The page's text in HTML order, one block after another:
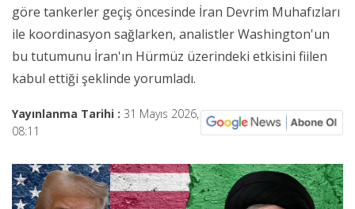
göre tankerler geçiş öncesinde İran Devrim Muhafızları
ile koordinasyon sağlarken, analistler Washington'un
bu tutumunu İran'ın Hürmüz üzerindeki etkisini fiilen
kabul ettiği şeklinde yorumladı.
Yayınlanma Tarihi : 31 Mayıs 2026,
08:11